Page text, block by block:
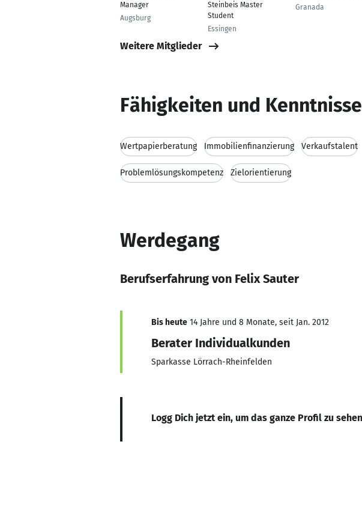
Manager
Augsburg
Steinbeis Master
Student
Essingen
Granada
Weitere Mitglieder
Fähigkeiten und Kenntnisse
Wertpapierberatung Immobilienfinanzierung Verkaufstalent
Problemlösungskompetenz Zielorientierung
Werdegang
Berufserfahrung von Felix Sauter
Bis heute 14 Jahre und 8 Monate, seit Jan. 2012
Berater Individualkunden
Sparkasse Lörrach-Rheinfelden
Logg Dich jetzt ein, um das ganze Profil zu